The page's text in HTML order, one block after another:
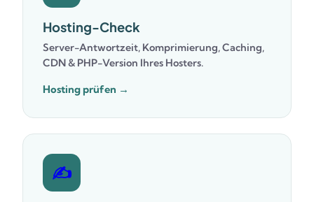
Hosting-Check
Server-Antwortzeit, Komprimierung, Caching,
CDN & PHP-Version Ihres Hosters.
Hosting prüfen →
✍️